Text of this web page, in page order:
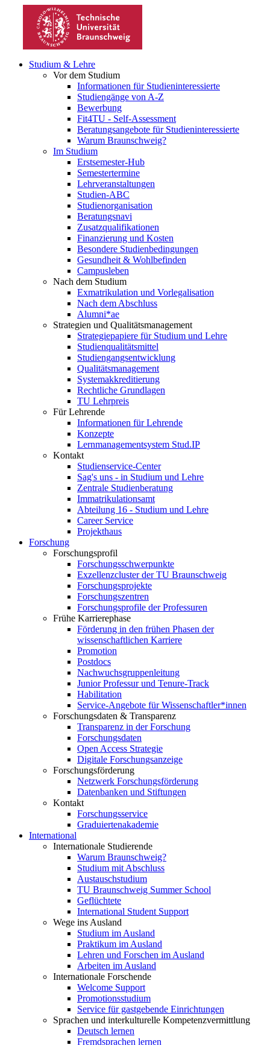
Studium & Lehre
Vor dem Studium
Informationen für Studieninteressierte
Studiengänge von A-Z
Bewerbung
Fit4TU - Self-Assessment
Beratungsangebote für Studieninteressierte
Warum Braunschweig?
Im Studium
Erstsemester-Hub
Semestertermine
Lehrveranstaltungen
Studien-ABC
Studienorganisation
Beratungsnavi
Zusatzqualifikationen
Finanzierung und Kosten
Besondere Studienbedingungen
Gesundheit & Wohlbefinden
Campusleben
Nach dem Studium
Exmatrikulation und Vorlegalisation
Nach dem Abschluss
Alumni*ae
Strategien und Qualitätsmanagement
Strategiepapiere für Studium und Lehre
Studienqualitätsmittel
Studiengangsentwicklung
Qualitätsmanagement
Systemakkreditierung
Rechtliche Grundlagen
TU Lehrpreis
Für Lehrende
Informationen für Lehrende
Konzepte
Lernmanagementsystem Stud.IP
Kontakt
Studienservice-Center
Sag's uns - in Studium und Lehre
Zentrale Studienberatung
Immatrikulationsamt
Abteilung 16 - Studium und Lehre
Career Service
Projekthaus
Forschung
Forschungsprofil
Forschungsschwerpunkte
Exzellenzcluster der TU Braunschweig
Forschungsprojekte
Forschungszentren
Forschungsprofile der Professuren
Frühe Karrierephase
Förderung in den frühen Phasen der
wissenschaftlichen Karriere
Promotion
Postdocs
Nachwuchsgruppenleitung
Junior Professur und Tenure-Track
Habilitation
Service-Angebote für Wissenschaftler*innen
Forschungsdaten & Transparenz
Transparenz in der Forschung
Forschungsdaten
Open Access Strategie
Digitale Forschungsanzeige
Forschungsförderung
Netzwerk Forschungsförderung
Datenbanken und Stiftungen
Kontakt
Forschungsservice
Graduiertenakademie
International
Internationale Studierende
Warum Braunschweig?
Studium mit Abschluss
Austauschstudium
TU Braunschweig Summer School
Geflüchtete
International Student Support
Wege ins Ausland
Studium im Ausland
Praktikum im Ausland
Lehren und Forschen im Ausland
Arbeiten im Ausland
Internationale Forschende
Welcome Support
Promotionsstudium
Service für gastgebende Einrichtungen
Sprachen und interkulturelle Kompetenzvermittlung
Deutsch lernen
Fremdsprachen lernen